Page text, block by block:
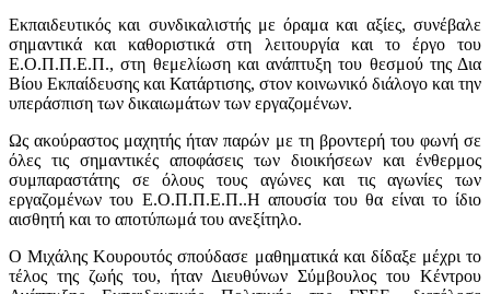
Εκπαιδευτικός και συνδικαλιστής με όραμα και αξίες, συνέβαλε
σημαντικά και καθοριστικά στη λειτουργία και το έργο του
Ε.Ο.Π.Π.Ε.Π., στη θεμελίωση και ανάπτυξη του θεσμού της Δια
Βίου Εκπαίδευσης και Κατάρτισης, στον κοινωνικό διάλογο και την
υπεράσπιση των δικαιωμάτων των εργαζομένων.
Ως ακούραστος μαχητής ήταν παρών με τη βροντερή του φωνή σε
όλες τις σημαντικές αποφάσεις των διοικήσεων και ένθερμος
συμπαραστάτης σε όλους τους αγώνες και τις αγωνίες των
εργαζομένων του Ε.Ο.Π.Π.Ε.Π..Η απουσία του θα είναι το ίδιο
αισθητή και το αποτύπωμά του ανεξίτηλο.
Ο Μιχάλης Κουρουτός σπούδασε μαθηματικά και δίδαξε μέχρι το
τέλος της ζωής του, ήταν Διευθύνων Σύμβουλος του Κέντρου